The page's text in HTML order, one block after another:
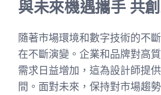
與未來機遇攜手 共
隨著市場環境和數字技術的不
在不斷演變。企業和品牌對高
需求日益增加，這為設計師提
間。面對未來，保持對市場趨